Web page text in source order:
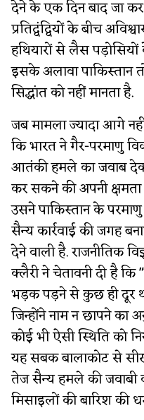
देने के एक दिन बाद जा
प्रतिद्वंद्वियों के बीच
हथियारों से लैस
इसके अलावा
सिद्धांत को नहीं मानता है.
जब मामला ज्यादा आगे
कि भारत ने गैर-परमाणु
आतंकी हमले का जवाब
कर सकने की अपनी क्षमता
उसने पाकिस्तान के
सैन्य कार्रवाई की जगह
देने वाली है. राजनीतिक
क्लैरी ने चेतावनी दी है
भड़क पड़ने से कुछ ही दूर
जिन्होंने नाम न छापने का
कोई भी ऐसी स्थिति को
यह सबक बालाकोट से
तेज सैन्य हमले की जवाबी
मिसाइलों की बारिश की